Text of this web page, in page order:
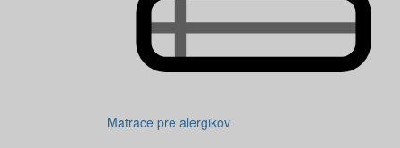
Matrace pre alergikov